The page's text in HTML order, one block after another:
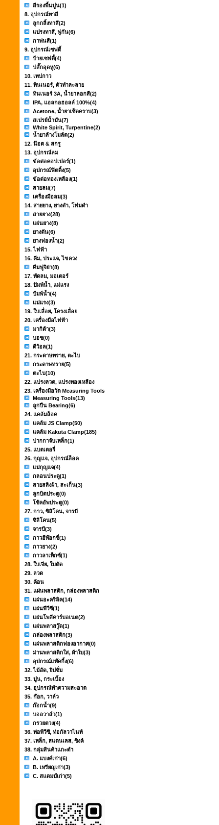
สีรองพื้นปูน(1)
8. อุปกรณ์ทาสี
ลูกกลิ้งทาสี(2)
แปรงทาสี, พู่กัน(6)
กาพ่นสี(1)
9. อุปกรณ์เซฟตี้
ป้ายเซฟตี้(4)
ปลั๊กอุดหู(6)
10. เทปกาว
11. ทินเนอร์, ตัวทำละลาย
ทินเนอร์ 3A, น้ำยาลอกสี(2)
IPA, แอลกอฮอลล์ 100%(4)
Acetone, น้ำยาเช็ดคราบ(3)
สเปรย์น้ำมัน(7)
White Spirit, Turpentine(2)
น้ำยาล้างโมล์ด(2)
12. น๊อต & สกรู
13. อุปกรณ์ลม
ข้อต่อคอปเปอร์(1)
อุปกรณ์ฟิตติ้ง(5)
ข้อต่อทองเหลือง(1)
สายลม(7)
เครื่องมือลม(3)
14. สายยาง, ยางดำ, โฟมดำ
สายยาง(28)
แผ่นยาง(8)
ยางตัน(6)
ยางฟองน้ำ(2)
15. ไฟฟ้า
16. คีม, ประแจ, ไขควง
คีมฟูจิย่า(8)
17. พัดลม, มอเตอร์
18. ปัมพ์น้ำ, แม่แรง
ปัมพ์น้ำ(4)
แม่แรง(3)
19. ใบเลื่อย, โครงเลื่อย
20. เครื่องมือไฟฟ้า
มากิต้า(3)
บอช(0)
ดีว้อล(1)
21. กระดาษทราย, ตะไบ
กระดาษทราย(5)
ตะไบ(10)
22. แปรงลวด, แปรงทองเหลือง
23. เครื่องมือวัด Measuring Tools
Measuring Tools(13)
ลูกปืน Bearing(6)
24. แคล้มล็อค
แคล้ม JS Clamp(50)
แคล้ม Kakuta Clamp(185)
ปากกาจับเหล็ก(1)
25. แบตเตอรี่
26. กุญแจ, อุปกรณ์ล็อค
แม่กุญแจ(4)
กลอนประตู(1)
สายสลิงผ้า, สะเก็น(3)
ลูกบิดประตู(0)
โช้คอัพประตู(0)
27. กาว, ซิลิโคน, จารบี
ซิลิโคน(5)
จารบี(3)
กาวอีพ๊อกซี่(1)
กาวยาง(2)
กาวลาเท็กซ์(1)
28. ใบเจีย, ใบตัด
29. ลวด
30. ค้อน
31. แผ่นพลาสติก, กล่องพลาสติก
แผ่นอะคริลิค(14)
แผ่นพีวีซี(1)
แผ่นโพลีคาร์บอเนต(2)
แผ่นพลาสวู๊ด(1)
กล่องพลาสติก(3)
แผ่นพลาสติกฟองอากาศ(0)
ม่านพลาสติกใส, ผ้าใบ(3)
อุปกรณ์แพ๊คกิ้ง(6)
32. ไม้อัด, ยิปซั่ม
33. ปูน, กระเบื้อง
34. อุปกรณ์ทำความสะอาด
35. ก๊อก, วาล์ว
ก๊อกน้ำ(9)
บอลวาล์ว(1)
กรวยตวง(4)
36. ท่อพีวีซี, ท่อกัลวาไนท์
37. เหล็ก, สแตนเลส, ซิงค์
38. กลุ่มสินค้าแกะดำ
A. แบงค์เก่า(6)
B. เหรียญเก่า(3)
C. สแตมป์เก่า(5)